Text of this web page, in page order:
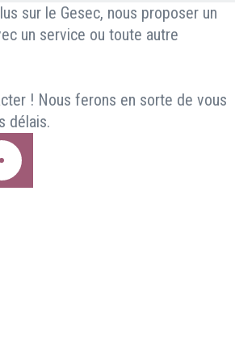
sur le Gesec, nous proposer un
un service ou toute autre
! Nous ferons en sorte de vous
délais.